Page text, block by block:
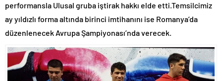
performansla Ulusal gruba iştirak hakkı elde etti.Temsilcimiz
ay yıldızlı forma altında birinci imtihanını ise Romanya’da
düzenlenecek Avrupa Şampiyonası’nda verecek.